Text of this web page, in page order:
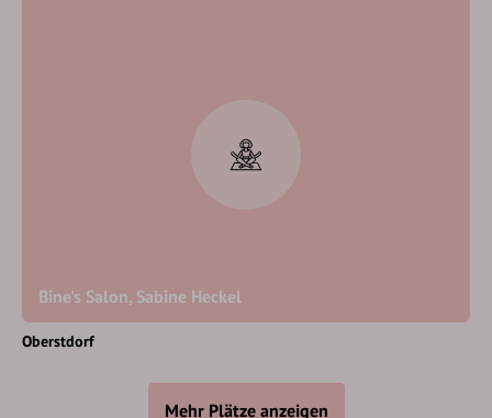
Bine's Salon, Sabine Heckel
Oberstdorf
Mehr Plätze anzeigen